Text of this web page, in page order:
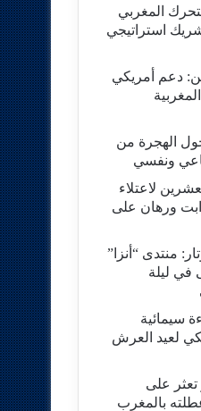
المغربي
استراتيجي
دعم أمريكي
الهجرة من
ونفسي
لاعتلاء
ورهان على
منتدى “أنزا”
في ليلة
سيمائية
لعيد العرش
تعثر على
بالمغرب